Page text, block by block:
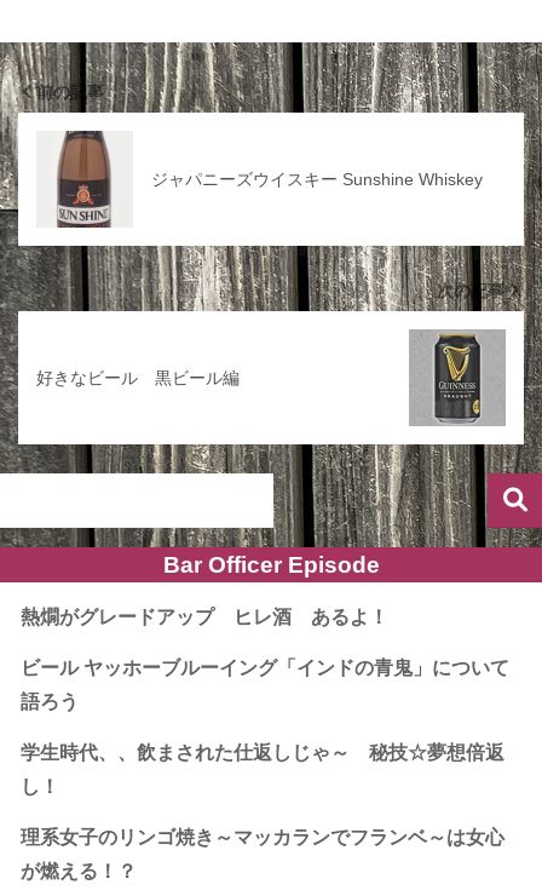
前の記事
ジャパニーズウイスキー Sunshine Whiskey
次の記事
好きなビール 黒ビール編
Bar Officer Episode
熱燗がグレードアップ ヒレ酒 あるよ！
ビール ヤッホーブルーイング「インドの青鬼」について
語ろう
学生時代、、飲まされた仕返しじゃ～ 秘技☆夢想倍返
し！
理系女子のリンゴ焼き～マッカランでフランベ～は女心
が燃える！？